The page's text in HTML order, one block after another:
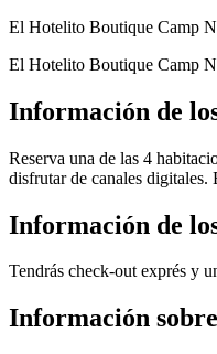
El Hotelito Boutique Camp
El Hotelito Boutique Camp
Información de
Reserva una de las 4
disfrutar de canales
Información de
Tendrás check-out exprés y
Información